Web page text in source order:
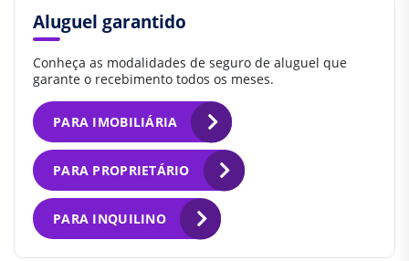
Aluguel garantido
Conheça as modalidades de seguro de aluguel que
garante o recebimento todos os meses.
PARA IMOBILIÁRIA
PARA PROPRIETÁRIO
PARA INQUILINO